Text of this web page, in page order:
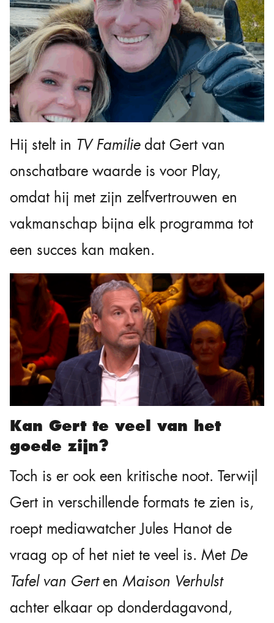
Hij stelt in TV Familiedat Gert van
onschatbare waarde is voor Play,
omdat hij met zijn zelfvertrouwen en
vakmanschap bijna elk programma tot
een succes kan maken.
Kan Gert te veel van het
goede zijn?
Toch is er ook een kritische noot. Terwijl
Gert in verschillende formats te zien is,
roept mediawatcher Jules Hanot de
vraag op of het niet te veel is. Met De
Tafel van Gerten Maison Verhulst
achter elkaar op donderdagavond,